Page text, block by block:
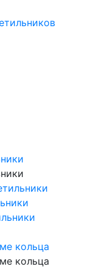
кольца
кольца